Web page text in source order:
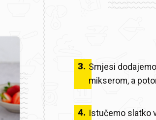
3. Smjesi
mikserom, a
4. Istučemo slatko